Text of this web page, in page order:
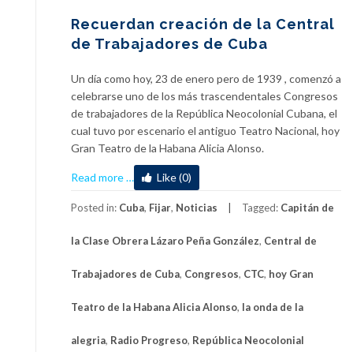
Recuerdan creación de la Central
de Trabajadores de Cuba
Un día como hoy, 23 de enero pero de 1939 , comenzó a
celebrarse uno de los más trascendentales Congresos
de trabajadores de la República Neocolonial Cubana, el
cual tuvo por escenario el antiguo Teatro Nacional, hoy
Gran Teatro de la Habana Alicia Alonso.
Read more
about
Recuerdan
creación
la
de
de
… Like (0)
Posted in: Cuba, Fijar, Noticias Tagged: Capitán de
la Clase Obrera Lázaro Peña González, Central de
Trabajadores de Cuba, Congresos, CTC, hoy Gran
Teatro de la Habana Alicia Alonso, la onda de la
alegria, Radio Progreso, República Neocolonial